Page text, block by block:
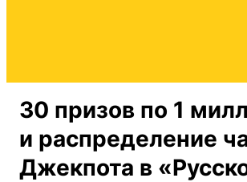
30 призов по 1
и распределение
Джекпота в